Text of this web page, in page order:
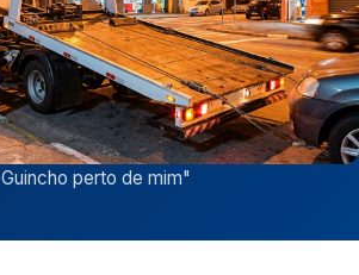
Guincho perto de mim"